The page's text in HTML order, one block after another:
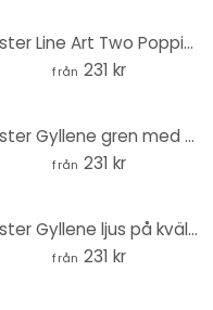
Poster Line Art Two Poppies - Cats & Dotz - Rund
från 231 kr
Poster Gyllene gren med blad - Cats & Dotz - Rund
från 231 kr
Poster Gyllene ljus på kvällshimlen - Bergius - Rund
från 231 kr